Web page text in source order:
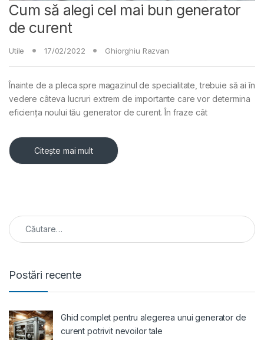
Cum să alegi cel mai bun generator
de curent
Utile 17/02/2022 Ghiorghiu Razvan
Înainte de a pleca spre magazinul de specialitate, trebuie să ai în
vedere câteva lucruri extrem de importante care vor determina
eficiența noului tău generator de curent. În fraze cât
Citește mai mult
Caută după:
Postări recente
Ghid complet pentru alegerea unui generator de
curent potrivit nevoilor tale